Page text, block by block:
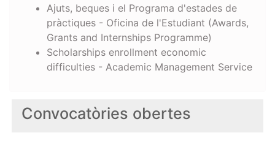
Convocatòries obertes
Ajuts, beques i el Programa d'estades de
pràctiques - Oficina de l'Estudiant (Awards,
Grants and Internships Programme)
Scholarships enrollment economic
difficulties - Academic Management Service